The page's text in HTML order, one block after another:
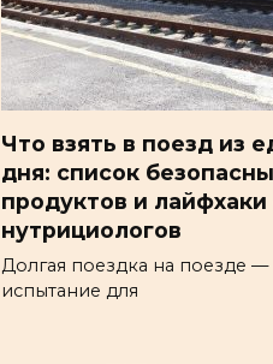
Что взять в поезд из
дня: список
продуктов и лайфхаки
нутрициологов
Долгая поездка на поезде —
испытание для